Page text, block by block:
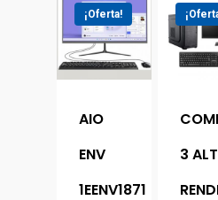
¡Oferta!
AIO
ENV
1EENV1871
3